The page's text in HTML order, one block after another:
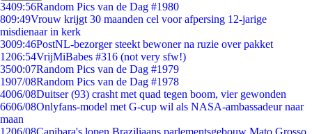
3409:56Random Pics van de Dag #1980
809:49Vrouw krijgt 30 maanden cel voor afpersing 12-jarige
misdienaar in kerk
3009:46PostNL-bezorger steekt bewoner na ruzie over pakket
1206:54VrijMiBabes #316 (not very sfw!)
3500:07Random Pics van de Dag #1979
1907/08Random Pics van de Dag #1978
4006/08Duitser (93) crasht met quad tegen boom, vier gewonden
6606/08Onlyfans-model met G-cup wil als NASA-ambassadeur naar
maan
1206/08Capibara's lopen Braziliaans parlementsgebouw Mato Grosso